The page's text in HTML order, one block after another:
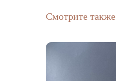
Смотрите также